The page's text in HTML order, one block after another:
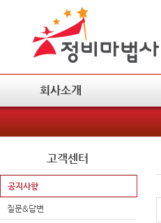
회사소개
고객센터
공지사항
질문&답변